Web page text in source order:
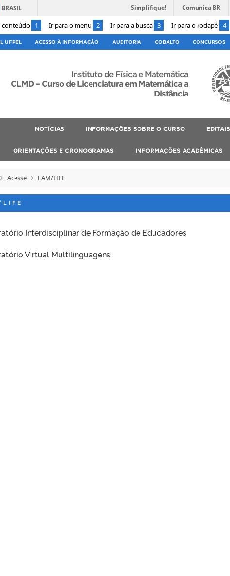
conteúdo 1 Ir para o menu 2 Ir para a busca 3 Ir para o rodapé 4
BRASIL Simplifique! Comunica BR
UFPEL ACESSO À INFORMAÇÃO AUDITORIA COBALTO CONCURSOS
Instituto de Física e Matemática
CLMD – Curso de Licenciatura em Matemática a
Distância
NOTÍCIAS INFORMAÇÕES SOBRE O CURSO EDITAIS
ORIENTAÇÕES E CRONOGRAMAS INFORMAÇÕES ACADÊMICAS
Acesse LAM/LIFE
LIFE
Interdisciplinar de Formação de Educadores
Virtual Multilinguagens